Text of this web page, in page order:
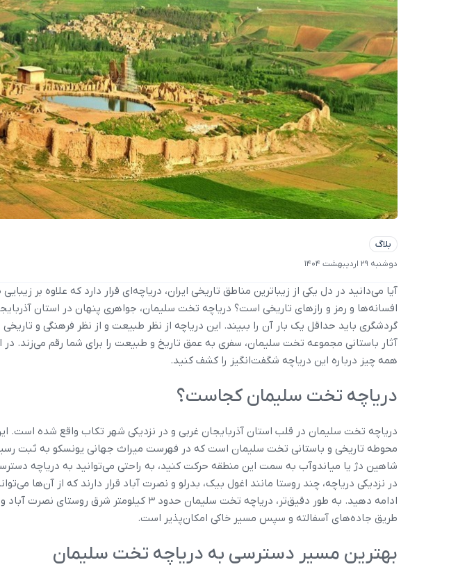
بلاگ
دوشنبه 29 اردیبهشت 1404
آیا می‌دانید در دل یکی از زیباترین مناطق تاریخی ایران، دریاچه‌ای قرار دارد که علاوه بر
افسانه‌ها و رمز و رازهای تاریخی است؟ دریاچه تخت سلیمان، جواهری پنهان در استان
گردشگری باید حداقل یک بار آن را ببیند. این دریاچه از نظر طبیعت و از نظر فرهنگی و تاریخی
آثار باستانی مجموعه تخت سلیمان، سفری به عمق تاریخ و طبیعت را برای شما رقم می‌زند. در
همه چیز درباره این دریاچه شگفت‌انگیز را کشف کنید.
دریاچه تخت سلیمان کجاست؟
دریاچه تخت سلیمان در قلب استان آذربایجان غربی و در نزدیکی شهر تکاب واقع شده است.
محوطه تاریخی و باستانی تخت سلیمان است که در فهرست میراث جهانی یونسکو به ثبت
شاهین ‌دژ یا میاندوآب به سمت این منطقه حرکت کنید، به راحتی می‌توانید به دریاچه
در نزدیکی دریاچه، چند روستا مانند اغول‌ بیک، بدرلو و نصرت‌ آباد قرار دارند که از آن‌ها
ادامه دهید. به طور دقیق‌تر، دریاچه تخت سلیمان حدود ۳
طریق جاده‌های آسفالته و سپس مسیر خاکی امکان‌پذیر است.
بهترین مسیر دسترسی به دریاچه تخت سلیمان